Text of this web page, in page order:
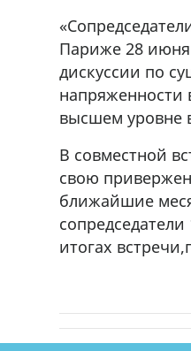
Париже 28
дискуссии по
напряженности
высшем уровне
В совместной
свою
ближайшие
итогах